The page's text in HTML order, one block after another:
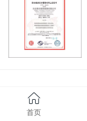
首页